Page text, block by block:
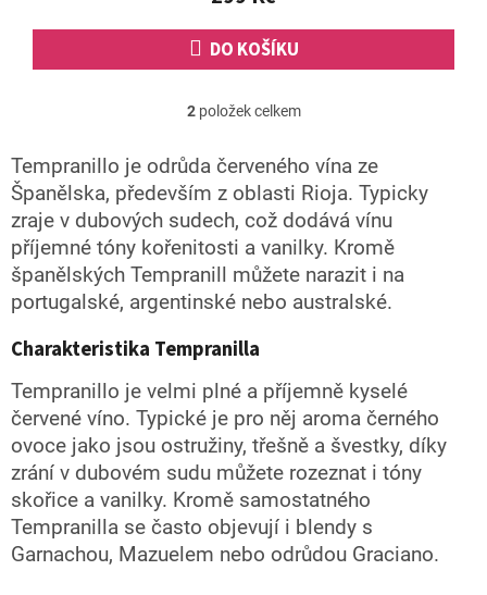
hvězdiček.
DO KOŠÍKU
O
l
á
d
a
c
í
p
r
k
v
ý
p
i
s
u
2položek celkem
Tempranillo je odrůda červeného vína ze
Španělska, především z oblasti Rioja. Typicky
zraje v dubových sudech, což dodává vínu
příjemné tóny kořenitosti a vanilky. Kromě
španělských Tempranill můžete narazit i na
portugalské, argentinské nebo australské.
Charakteristika Tempranilla
Tempranillo je velmi plné a příjemně kyselé
červené víno. Typické je pro něj aroma černého
ovoce jako jsou ostružiny, třešně a švestky, díky
zrání v dubovém sudu můžete rozeznat i tóny
skořice a vanilky. Kromě samostatného
Tempranilla se často objevují i blendy s
Garnachou, Mazuelem nebo odrůdou Graciano.